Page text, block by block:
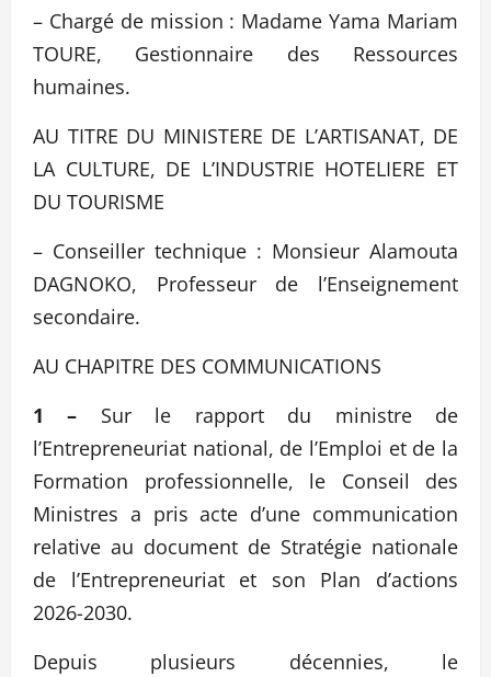
– Chargé de mission : Madame Yama Mariam
TOURE, Gestionnaire des Ressources
humaines.
AU TITRE DU MINISTERE DE L’ARTISANAT, DE
LA CULTURE, DE L’INDUSTRIE HOTELIERE ET
DU TOURISME
– Conseiller technique : Monsieur Alamouta
DAGNOKO, Professeur de l’Enseignement
secondaire.
AU CHAPITRE DES COMMUNICATIONS
1 – Sur le rapport du ministre de
l’Entrepreneuriat national, de l’Emploi et de la
Formation professionnelle, le Conseil des
Ministres a pris acte d’une communication
relative au document de Stratégie nationale
de l’Entrepreneuriat et son Plan d’actions
2026-2030.
Depuis plusieurs décennies, le